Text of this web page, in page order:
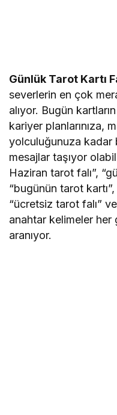
Günlük Tarot Kartı
severlerin en çok
alıyor. Bugün
kariyer planlarınıza,
yolculuğunuza kadar
mesajlar taşıyor
Haziran tarot falı”,
“bugünün tarot
“ücretsiz tarot falı”
anahtar kelimeler her
aranıyor.